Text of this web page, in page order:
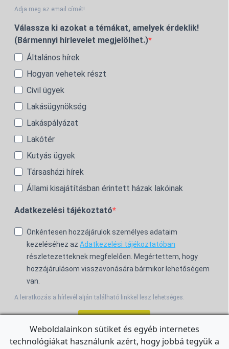
Adja meg az email címét!
Válassza ki azokat a témákat, amelyek érdeklik!
(Bármennyi hírlevelet megjelölhet.)
Általános hírek
Hogyan vehetek részt
Civil ügyek
Lakásügynökség
Lakáspályázat
Lakótér
Kutyás ügyek
Társasházi hírek
Állami kisajátításban érintett házak lakóinak
Adatkezelési tájékoztató
Önkéntesen hozzájárulok személyes adataim
kezeléséhez az Adatkezelési tájékoztatóban
részletezetteknek megfelelően. Megértettem, hogy
hozzájárulásom visszavonására bármikor lehetőségem
van.
A leiratkozás a hírlevél alján található linkkel lesz lehetséges.
Weboldalainkon sütiket és egyéb internetes
technológiákat használunk azért, hogy jobbá tegyük a